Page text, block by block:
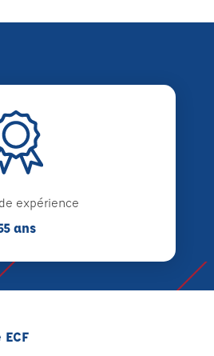
expérience
ans